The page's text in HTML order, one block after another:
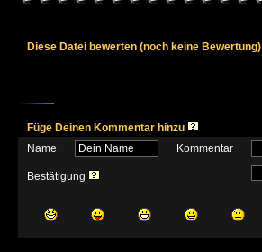
Diese Datei bewerten (noch keine Bewertung)
Füge Deinen Kommentar hinzu
Name
Kommentar
Bestätigung